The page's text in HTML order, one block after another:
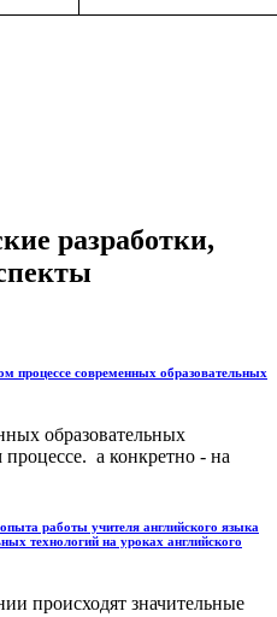
разработки,
процессе современных образовательных
образовательных
процессе. а конкретно - на
работы учителя английского языка
технологий на уроках английского
происходят значительные